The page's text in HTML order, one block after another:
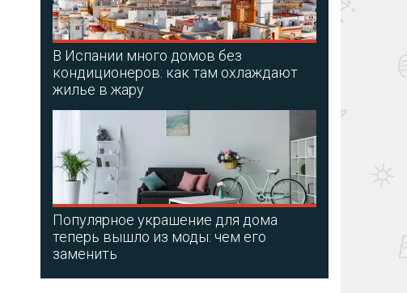
В Испании много домов без
кондиционеров: как там охлаждают
жилье в жару
Популярное украшение для дома
теперь вышло из моды: чем его
заменить